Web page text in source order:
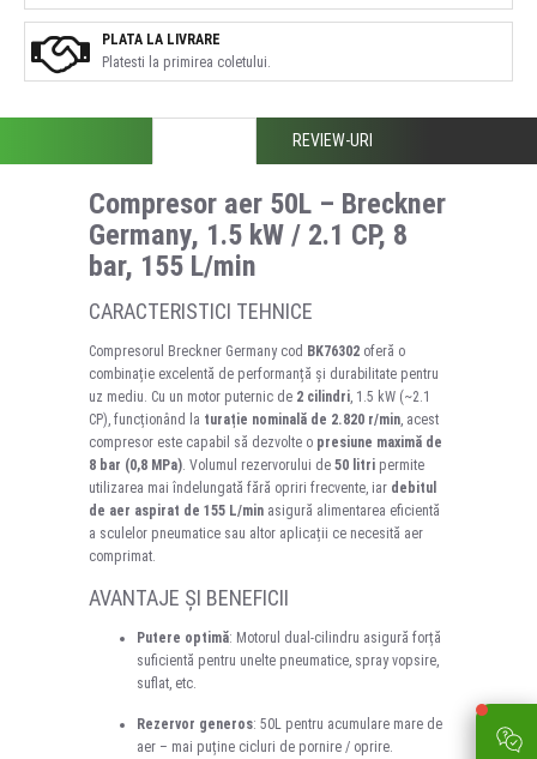
PLATA LA LIVRARE
Platesti la primirea coletului.
REVIEW-URI
Compresor aer 50L – Breckner
Germany, 1.5 kW / 2.1 CP, 8
bar, 155 L/min
CARACTERISTICI TEHNICE
Compresorul Breckner Germany cod BK76302 oferă o
combinație excelentă de performanță și durabilitate pentru
uz mediu. Cu un motor puternic de 2 cilindri, 1.5 kW (~2.1
CP), funcționând la turație nominală de 2.820 r/min, acest
compresor este capabil să dezvolte o presiune maximă de
8 bar (0,8 MPa). Volumul rezervorului de 50 litri permite
utilizarea mai îndelungată fără opriri frecvente, iar debitul
de aer aspirat de 155 L/min asigură alimentarea eficientă
a sculelor pneumatice sau altor aplicații ce necesită aer
comprimat.
AVANTAJE ȘI BENEFICII
Putere optimă: Motorul dual-cilindru asigură forță
suficientă pentru unelte pneumatice, spray vopsire,
suflat, etc.
Rezervor generos: 50L pentru acumulare mare de
aer – mai puține cicluri de pornire / oprire.